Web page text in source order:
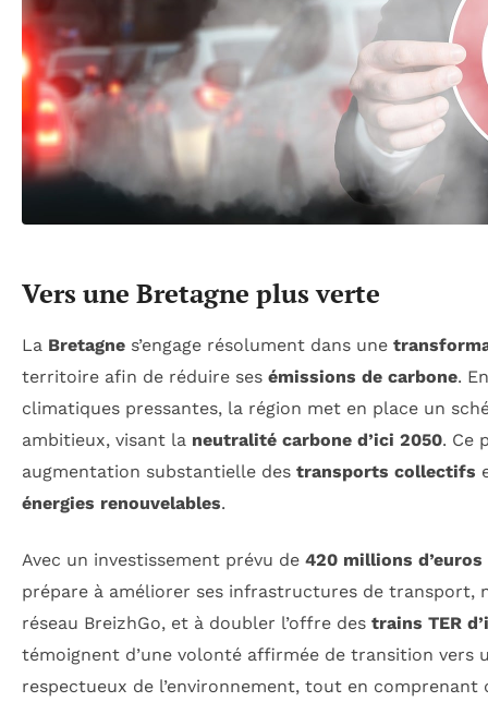
Vers une Bretagne plus verte
La Bretagne s’engage résolument dans une
territoire afin de réduire ses émissions de carbone.
climatiques pressantes, la région met en place un
ambitieux, visant la neutralité carbone d’ici 2050. Ce
augmentation substantielle des transports collectifs
énergies renouvelables.
Avec un investissement prévu de 420 millions d’euros
prépare à améliorer ses infrastructures de transport,
réseau BreizhGo, et à doubler l’offre des trains TER
témoignent d’une volonté affirmée de transition vers
respectueux de l’environnement, tout en comprenant